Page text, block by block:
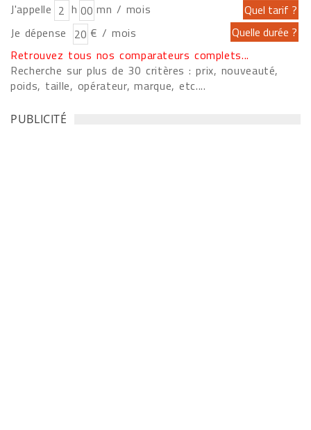
J'appelle h
mn / mois
Je dépense
€ / mois
Retrouvez tous nos comparateurs complets...
Recherche sur plus de 30 critères : prix, nouveauté,
poids, taille, opérateur, marque, etc....
PUBLICITÉ